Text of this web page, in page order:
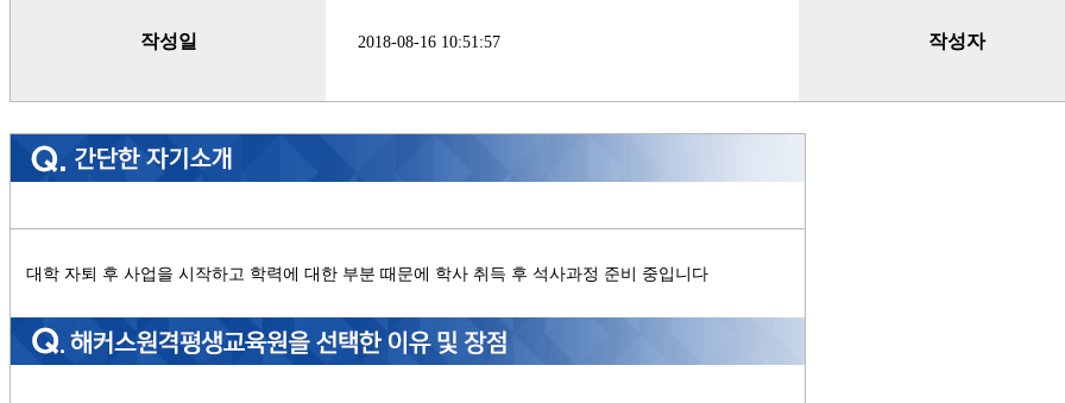
작성일 2018-08-16 10:51:57 작성자
대학 자퇴 후 사업을 시작하고 학력에 대한 부분 때문에 학사 취득 후 석사과정 준비 중입니다